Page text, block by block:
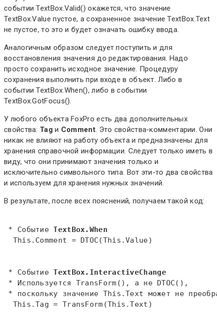
событии TextBox.Valid() окажется, что значение
TextBox.Value пустое, а сохраненное значение TextBox.Text
не пустое, то это и будет означать ошибку ввода.
Аналогичным образом следует поступить и для
восстановления значения до редактирования. Надо
просто сохранить исходное значение. Процедуру
сохранения выполнить при входе в объект. Либо в
событии TextBox.When(), либо в событии
TextBox.GotFocus().
У любого объекта FoxPro есть два дополнительных
свойства: Tag и Comment. Это свойства-комментарии. Они
никак не влияют на работу объекта и предназначены для
хранения справочной информации. Следует только иметь в
виду, что они принимают значения только и
исключительно символьного типа. Вот эти-то два свойства
и используем для хранения нужных значений.
В результате, после всех пояснений, получаем такой код:
* Событие TextBox.When
This .Comment = DTOC (This .Value)
* Событие TextBox.InteractiveChange
* Используется TransForm(), а не DTOC(),
* поскольку значение This.Text может не
This .Tag = TransForm (This .Text )